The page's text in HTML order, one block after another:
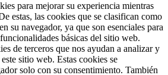
para mejorar su experiencia mientras
estas, las cookies que se clasifican como
su navegador, ya que son esenciales para
básicas del sitio web.
de terceros que nos ayudan a analizar y
sitio web. Estas cookies se
solo con su consentimiento. También